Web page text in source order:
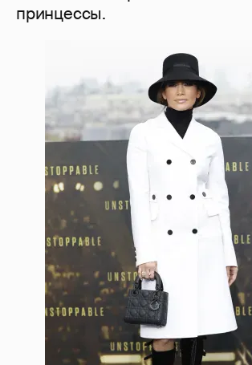
принцессы.